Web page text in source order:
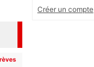
Créer un compte